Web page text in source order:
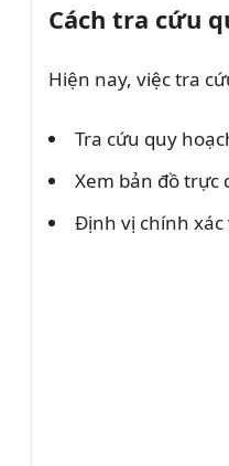
Cách tra cứu
Hiện nay, việc tra
Tra cứu quy
Xem bản đồ trực
Định vị chính xác